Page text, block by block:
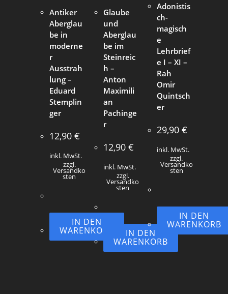
Antiker
Aberglau
be in
moderne
r
Ausstrah
lung –
Eduard
Stemplin
ger
12,90€
inkl. MwSt.
zzgl.
Versandko
sten
IN DEN
WARENKORB
Glaube
und
Aberglau
be im
Steinreic
h –
Anton
Maximili
an
Pachinge
r
12,90 €
inkl. MwSt.
zzgl.
Versandko
sten
IN DEN
WARENKORB
Adonistis
ch-
magisch
e
Lehrbrief
e I – XI –
Rah
Omir
Quintsch
er
29,90 €
inkl. MwSt.
zzgl.
Versandko
sten
IN DEN
WARENKORB